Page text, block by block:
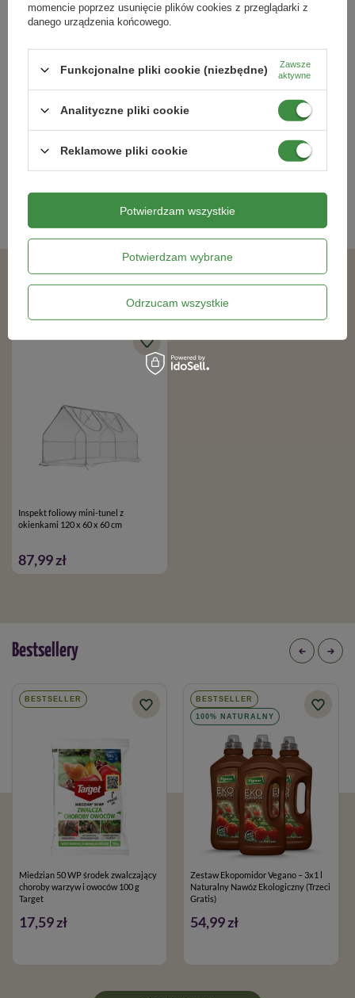
Inspekt foliowy mini-tunel z
Podobne produkty
Inspekt foliowy mini-tunel z
okienkami 120 x 60 x 60 cm
87,99 zł
Bestsellery
BESTSELLER
Miedzian 50 WP środek zwalczający
choroby warzyw i owoców 100 g
Target
17,59 zł
BESTSELLER
100% NATURALNY
Zestaw Ekopomidor Vegano – 3x1 l
Naturalny Nawóz Ekologiczny (Trzeci
Gratis)
54,99 zł
momencie poprzez usunięcie plików cookies z przeglądarki z
danego urządzenia końcowego.
Funkcjonalne pliki cookie (niezbędne)
Zawsze
aktywne
Analityczne pliki cookie
Reklamowe pliki cookie
Potwierdzam wybrane
Odrzucam wszystkie
Potwierdzam wszystkie